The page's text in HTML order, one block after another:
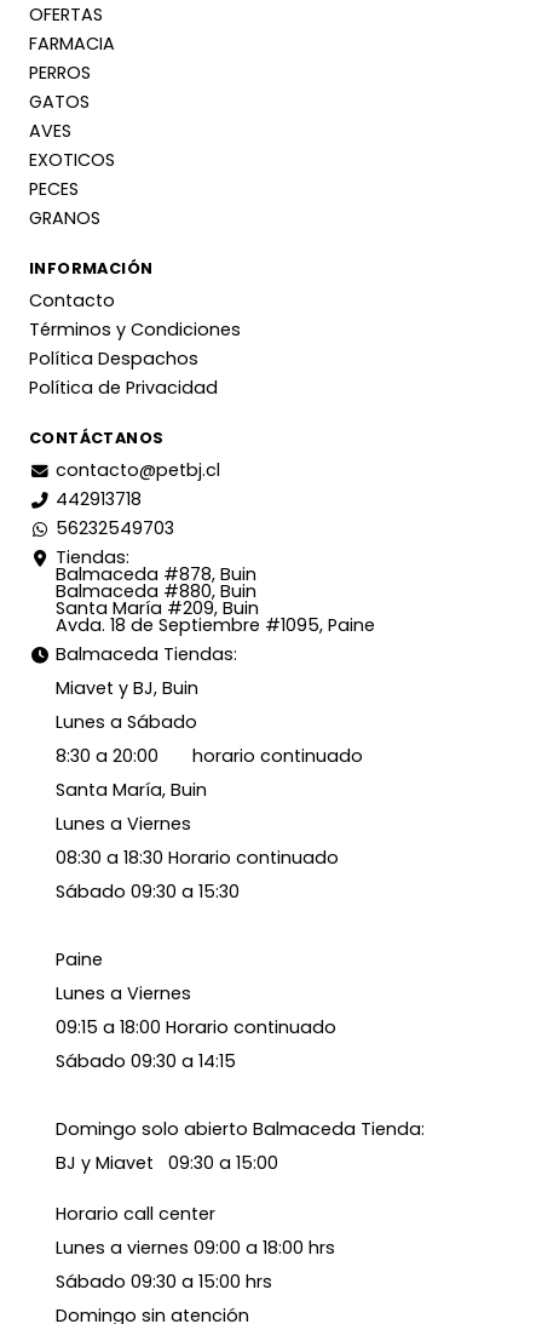
OFERTAS
FARMACIA
PERROS
GATOS
AVES
EXOTICOS
PECES
GRANOS
INFORMACIÓN
Contacto
Términos y Condiciones
Política Despachos
Política de Privacidad
CONTÁCTANOS
contacto@petbj.cl
442913718
56232549703
Tiendas:
Balmaceda #878, Buin
Balmaceda #880, Buin
Santa María #209, Buin
Avda. 18 de Septiembre #1095, Paine
Balmaceda Tiendas:
Miavet y BJ, Buin
Lunes a Sábado
8:30 a 20:00 horario continuado
Santa María, Buin
Lunes a Viernes
08:30 a 18:30 Horario continuado
Sábado 09:30 a 15:30
Paine
Lunes a Viernes
09:15 a 18:00 Horario continuado
Sábado 09:30 a 14:15
Domingo solo abierto Balmaceda Tienda:
BJ y Miavet 09:30 a 15:00
Horario call center
Lunes a viernes 09:00 a 18:00 hrs
Sábado 09:30 a 15:00 hrs
Domingo sin atención